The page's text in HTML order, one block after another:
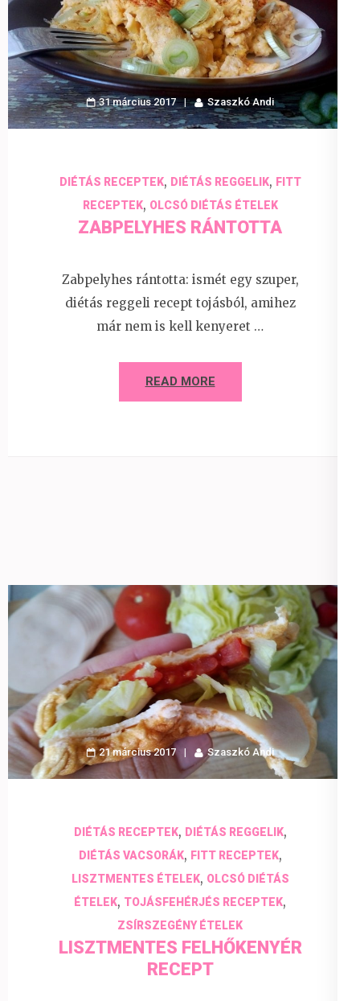
31 március 2017 Szaszkó Andi
DIÉTÁS RECEPTEK, DIÉTÁS REGGELIK, FITT
RECEPTEK, OLCSÓ DIÉTÁS ÉTELEK
ZABPELYHES RÁNTOTTA
Zabpelyhes rántotta: ismét egy szuper,
diétás reggeli recept tojásból, amihez
már nem is kell kenyeret …
READ MORE
21 március 2017 Szaszkó Andi
DIÉTÁS RECEPTEK, DIÉTÁS REGGELIK,
DIÉTÁS VACSORÁK, FITT RECEPTEK,
LISZTMENTES ÉTELEK, OLCSÓ DIÉTÁS
ÉTELEK, TOJÁSFEHÉRJÉS RECEPTEK,
ZSÍRSZEGÉNY ÉTELEK
LISZTMENTES FELHŐKENYÉR
RECEPT